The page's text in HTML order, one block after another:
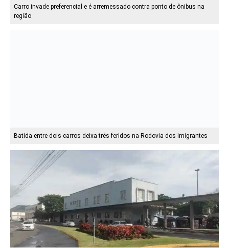
Carro invade preferencial e é arremessado contra ponto de ônibus na
região
Batida entre dois carros deixa três feridos na Rodovia dos Imigrantes